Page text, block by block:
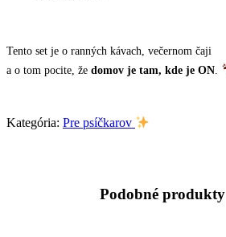
Tento set je o ranných kávach, večernom čaji
a o tom pocite, že domov je tam, kde je ON
Kategória: Pre psíčkarov
Podobné produkty